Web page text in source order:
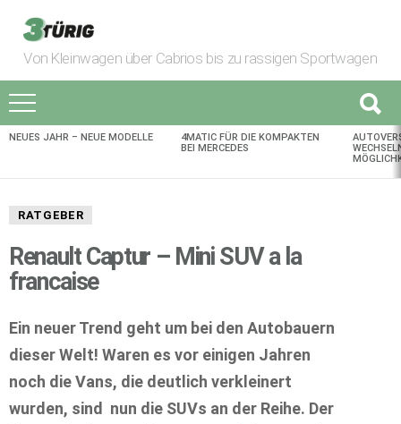
Von Kleinwagen über Cabrios bis zu rassigen Sportwagen
AKTUELLES
NEUES JAHR – NEUE MODELLE
4MATIC FÜR DIE KOMPAKTEN
BEI MERCEDES
RATGEBER
Renault Captur – Mini SUV a la
francaise
Ein neuer Trend geht um bei den Autobauern
dieser Welt! Waren es vor einigen Jahren
noch die Vans, die deutlich verkleinert
wurden, sind nun die SUVs an der Reihe. Der